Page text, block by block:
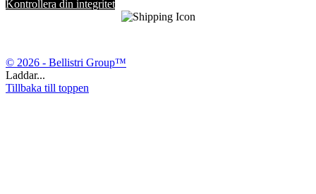
Kontrollera din integritet
© 2026 - Bellistri Group™
Laddar...
Tillbaka till toppen